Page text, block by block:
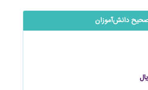
صحیح دانش‌آموزان